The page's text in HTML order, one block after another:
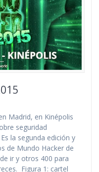
Madrid, en Kinépolis
seguridad
la segunda edición y
de Mundo Hacker de
ir y otros 400 para
Figura 1: cartel